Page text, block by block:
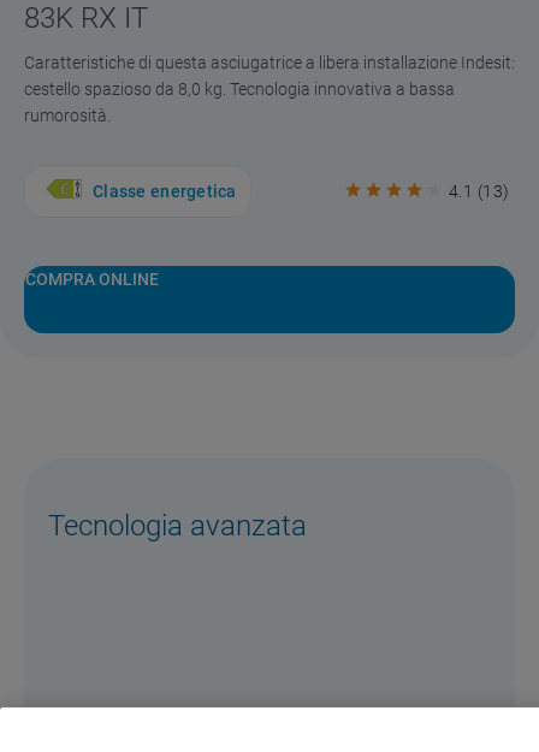
83K RX IT
Caratteristiche di questa asciugatrice a libera installazione Indesit:
cestello spazioso da 8,0 kg. Tecnologia innovativa a bassa
rumorosità.
Classe energetica 4.1 (13)
COMPRA ONLINE
Tecnologia avanzata